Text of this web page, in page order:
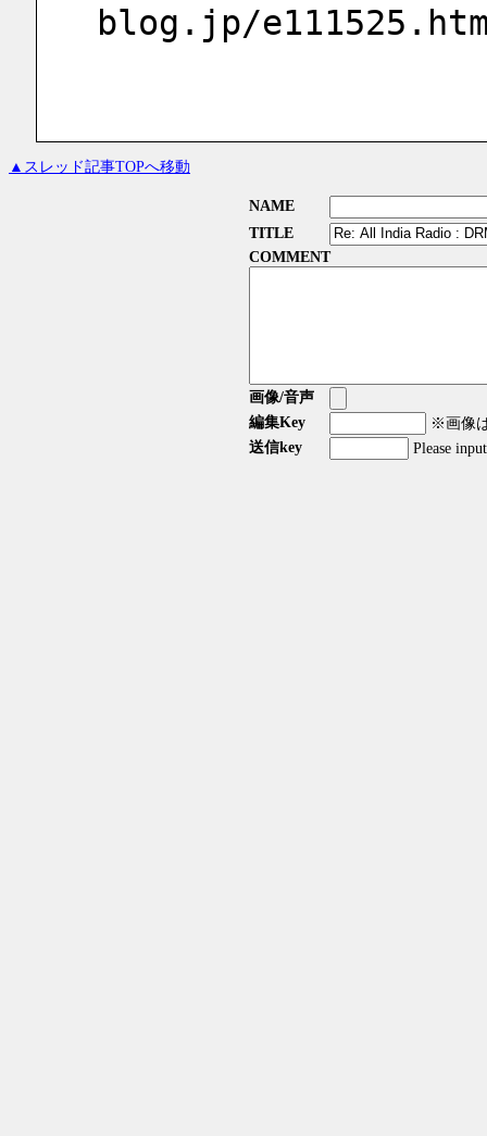
blog.jp/
▲スレッド記事TOPへ移動
NAME
TITLE
COMMENT
画像/音声
編集Key
※画像
送信key
Please